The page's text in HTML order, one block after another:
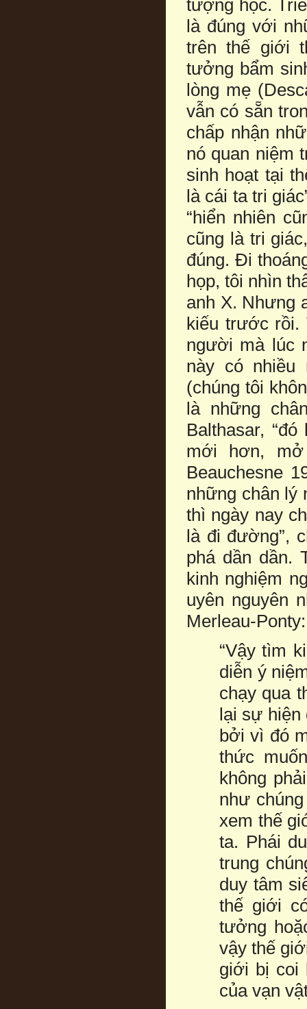
tượng học.
là đúng với
trên thế giới
tưởng bẩm
lòng mẹ
vẫn có sẵn
chấp nhận
nó quan niệm
sinh hoạt tại
là cái ta tri
“hiển nhiên
cũng là tri
đúng. Đi
họp, tôi nhìn
anh X. Nhưng
kiếu trước rồi.
người mà lúc
này có nhiều
(chúng tôi
là những
Balthasar,
mới hơn, mở
Beauchesne
những chân lý
thì ngày nay
là đi đường”,
phá dần dần.
kinh nghiệm
uyên nguyên
Merleau-Ponty:
“Vậy tìm
diễn ý
chạy qua
lại sự hiện
bởi vì đó
thức
không
như
xem thế
ta. Phái
trung
duy tâm
thế giới
tưởng
vậy thế
giới bị coi
của vạn